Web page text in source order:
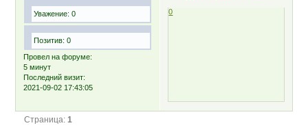
Уважение: 0
Позитив: 0
Провел на форуме:
5 минут
Последний визит:
2021-09-02 17:43:05
0
Страница: 1